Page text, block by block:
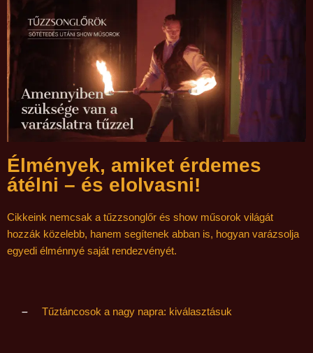
Élmények, amiket érdemes
átélni – és elolvasni!
Cikkeink nemcsak a tűzzsonglőr és show műsorok világát
hozzák közelebb, hanem segítenek abban is, hogyan varázsolja
egyedi élménnyé saját rendezvényét.
Tűztáncosok a nagy napra: kiválasztásuk